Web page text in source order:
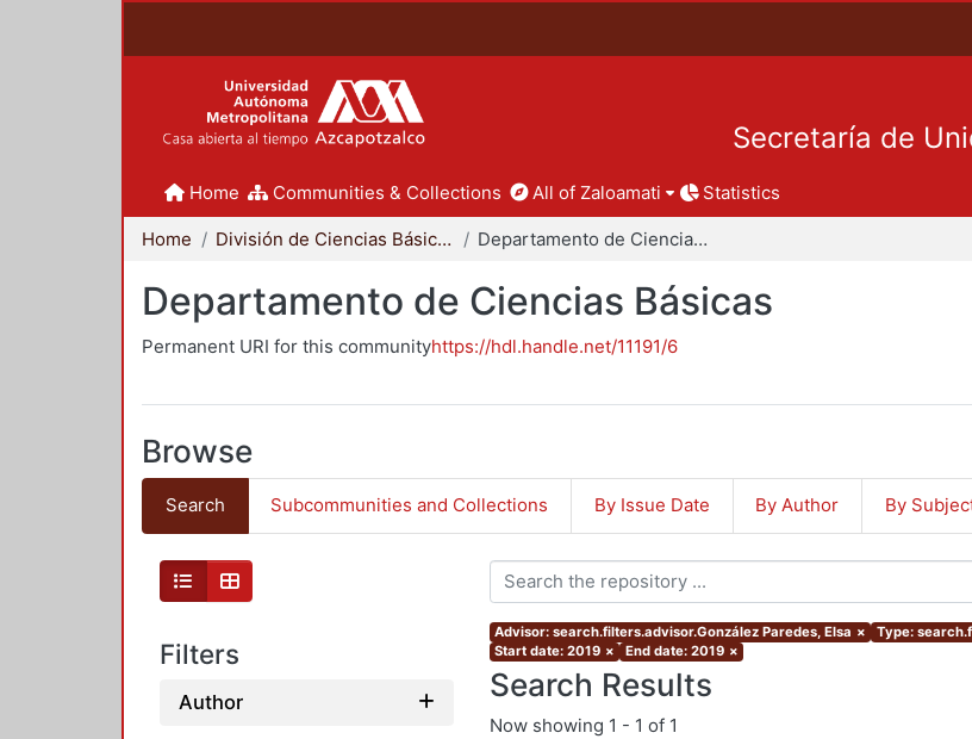
Secretaría de
Home Communities & Collections All of Zaloamati Statistics
Home División de Ciencias Básicas e Ingeniería Departamento de Ciencias Básicas
Departamento de Ciencias Básicas
Permanent URI for this communityhttps://hdl.handle.net/11191/6
Browse
Search Subcommunities and Collections By Issue Date By Author By
Filters
Author
Advisor: search.filters.advisor.González Paredes, Elsa × Type:
Start date: 2019 × End date: 2019 ×
Search Results
Now showing 1 - 1 of 1